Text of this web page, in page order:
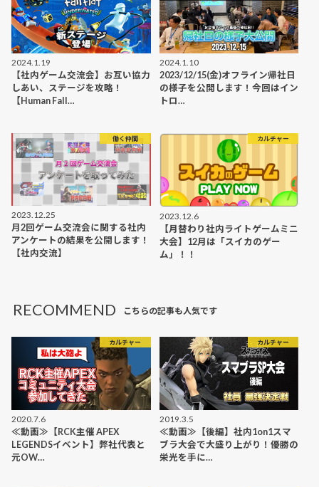
2024.1.19
【社内ゲーム交流会】お互い協力
しあい、ステージを攻略！
【Human Fall…
2024.1.10
2023/12/15(金)オフライン帰社日
の様子を公開します！今回はイン
トロ…
働く仲間
2023.12.25
月2回ゲーム交流会に関する社内
アンケートの結果を公開します！
【社内交流】
カルチャー
2023.12.6
【月替わり社内ライトゲームミニ
大会】12月は「スイカのゲー
ム」！！
RECOMMEND こちらの記事も人気です
カルチャー
2020.7.6
≪動画≫【RCK主催 APEX
LEGENDSイベント】弊社代表と
元OW…
カルチャー
2019.3.5
≪動画≫【後編】社内1on1スマ
ブラ大会で大盛り上がり！優勝の
栄光を手に…